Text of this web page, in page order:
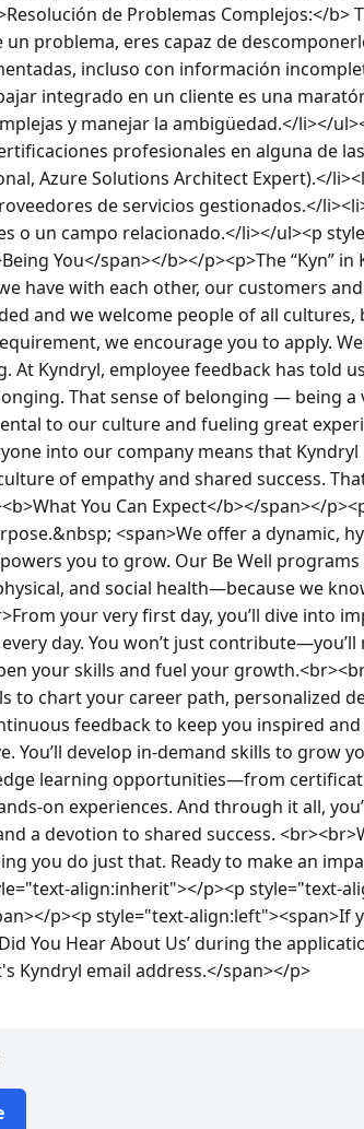
de Problemas Complejos:</b>
problema, eres capaz de
incluso con información
integrado en un cliente es una
y manejar la ambigüedad.</li></
profesionales en alguna de
Azure Solutions Architect Expert).</
de servicios gestionados.</
o un campo relacionado.</li></ul><p
You</span></b></p><p>The “Kyn”
have with each other, our customers
and we welcome people of all
we encourage you to apply.
At Kyndryl, employee feedback has told
That sense of belonging — being
to our culture and fueling great
into our company means that
of empathy and shared success.
You Can Expect</b></span></
<span>We offer a dynamic,
you to grow. Our Be Well
and social health—because we
your very first day, you’ll dive into
day. You won’t just
your skills and fuel your
to chart your career path, personalized
feedback to keep you inspired
You’ll develop in-demand skills to grow
learning opportunities—from
on experiences. And through it all,
a devotion to shared success.
you do just that. Ready to make an
align:inherit"></p><p style="text-
p><p style="text-
You Hear About Us’ during the
Kyndryl email address.</span></p>